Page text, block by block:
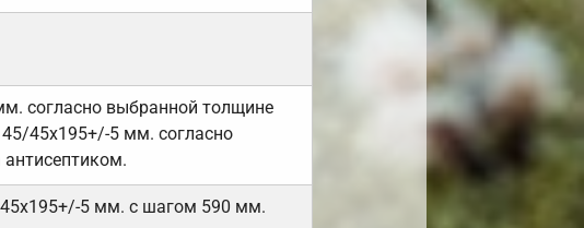
согласно выбранной толщине
45х195+/-5 мм. согласно
5 мм. с шагом 590 мм.